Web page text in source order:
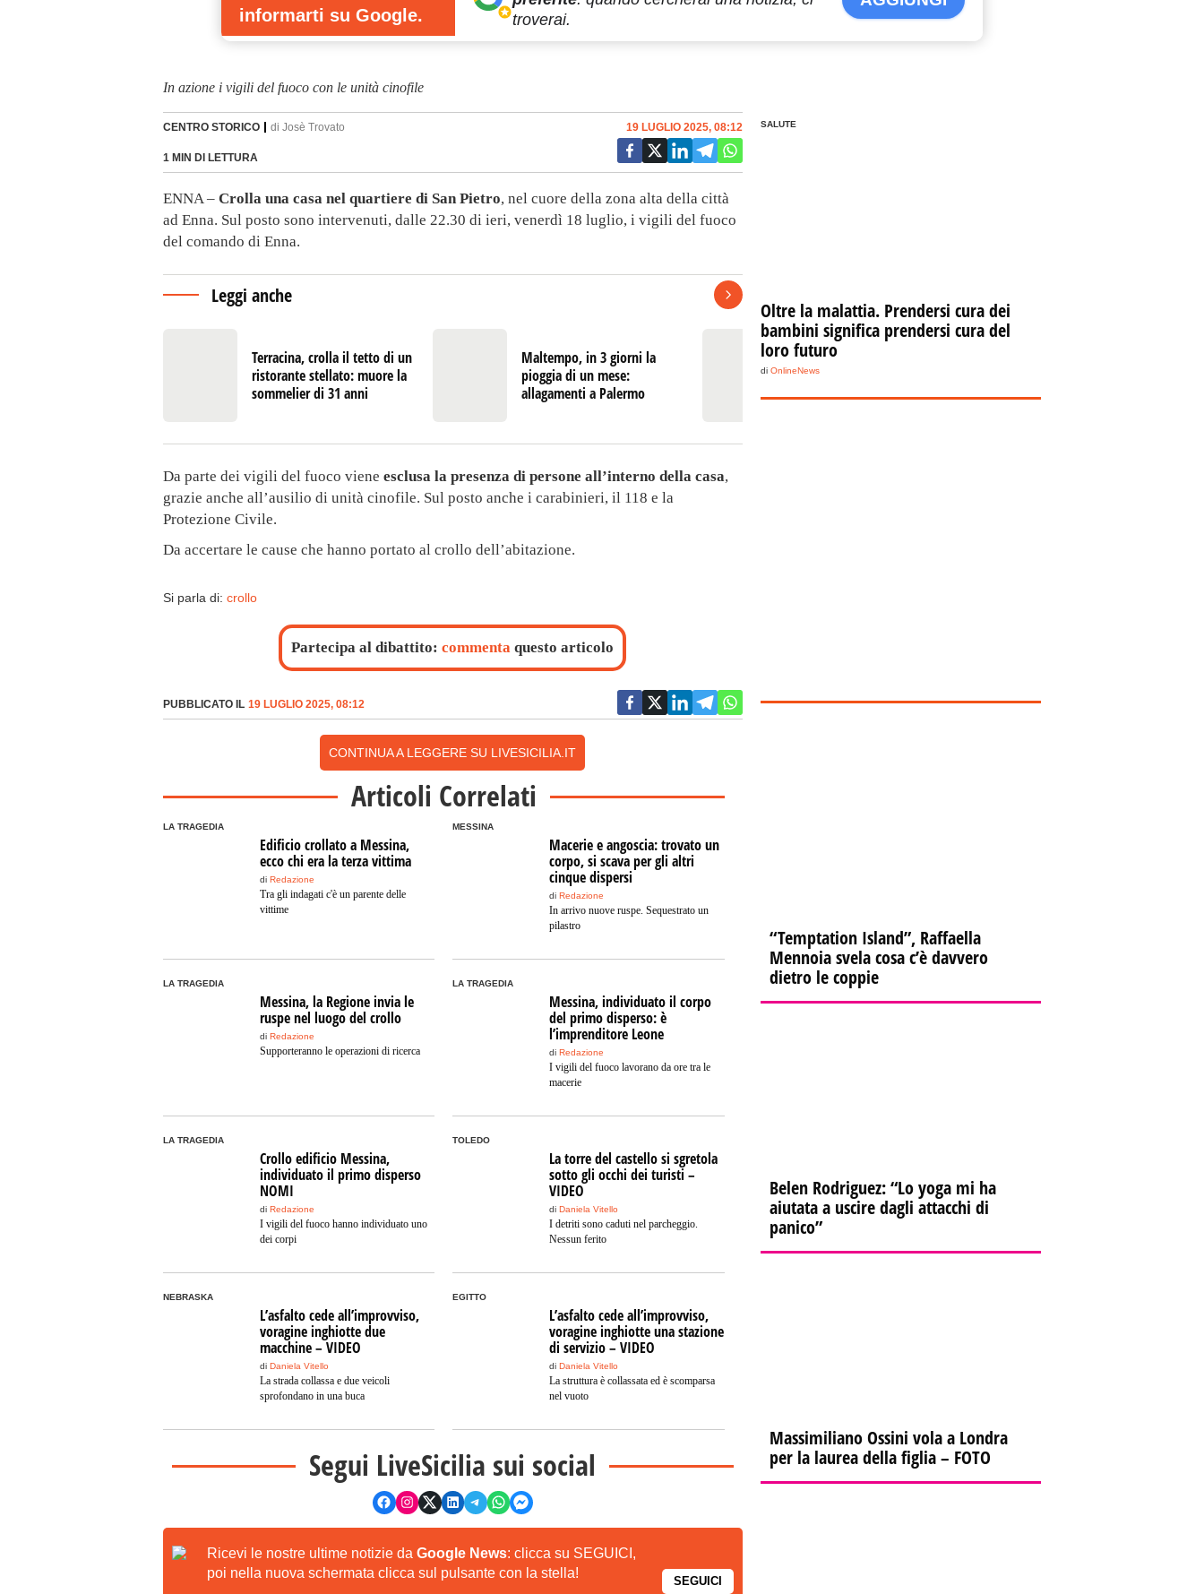
informarti su Google.
troverai.
In azione i vigili del fuoco con le unità cinofile
CENTRO STORICO di Josè Trovato
1 MIN DI LETTURA
19 LUGLIO 2025, 08:12
ENNA – Crolla una casa nel quartiere di San Pietro, nel cuore della zona alta della città
ad Enna. Sul posto sono intervenuti, dalle 22.30 di ieri, venerdì 18 luglio, i vigili del fuoco
del comando di Enna.
Leggi anche
Terracina, crolla il tetto di un
ristorante stellato: muore la
sommelier di 31 anni
Maltempo, in 3 giorni la
pioggia di un mese:
allagamenti a Palermo
Violento temporale su
Palermo, allagamenti e alberi
caduti – VIDEO
Da parte dei vigili del fuoco viene esclusa la presenza di persone all’interno della casa,
grazie anche all’ausilio di unità cinofile. Sul posto anche i carabinieri, il 118 e la
Protezione Civile.
Da accertare le cause che hanno portato al crollo dell’abitazione.
Si parla di: crollo
Partecipa al dibattito:commenta questo articolo
PUBBLICATO IL 19 LUGLIO 2025, 08:12
CONTINUA A LEGGERE SU LIVESICILIA.IT
Articoli Correlati
LA TRAGEDIA
Edificio crollato a Messina,
ecco chi era la terza vittima
di Redazione
Tra gli indagati c'è un parente delle
vittime
MESSINA
Macerie e angoscia: trovato un
corpo, si scava per gli altri
cinque dispersi
diRedazione
In arrivo nuove ruspe. Sequestrato un
pilastro
LA TRAGEDIA
Messina, la Regione invia le
ruspe nel luogo del crollo
di Redazione
Supporteranno le operazioni di ricerca
LA TRAGEDIA
Messina, individuato il corpo
del primo disperso: è
l’imprenditore Leone
diRedazione
I vigili del fuoco lavorano da ore tra le
macerie
LA TRAGEDIA
Crollo edificio Messina,
individuato il primo disperso
NOMI
di Redazione
I vigili del fuoco hanno individuato uno
dei corpi
TOLEDO
La torre del castello si sgretola
sotto gli occhi dei turisti –
VIDEO
diDaniela Vitello
I detriti sono caduti nel parcheggio.
Nessun ferito
NEBRASKA
L’asfalto cede all’improvviso,
voragine inghiotte due
macchine – VIDEO
di Daniela Vitello
La strada collassa e due veicoli
sprofondano in una buca
EGITTO
L’asfalto cede all’improvviso,
voragine inghiotte una stazione
di servizio – VIDEO
diDaniela Vitello
La struttura è collassata ed è scomparsa
nel vuoto
Segui LiveSicilia sui social
Ricevi le nostre ultime notizie da Google News: clicca su SEGUICI,
poi nella nuova schermata clicca sul pulsante con la stella!
SEGUICI
SALUTE
Oltre la malattia. Prendersi cura dei
bambini significa prendersi cura del
loro futuro
di OnlineNews
“Temptation Island”, Raffaella
Mennoia svela cosa c’è davvero
dietro le coppie
Belen Rodriguez: “Lo yoga mi ha
aiutata a uscire dagli attacchi di
panico”
Massimiliano Ossini vola a Londra
per la laurea della figlia – FOTO